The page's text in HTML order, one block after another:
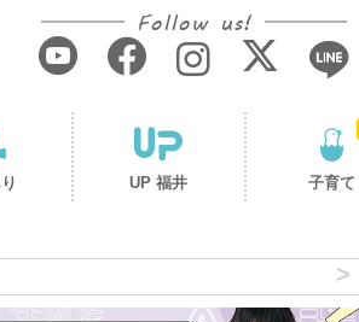
Follow us!
UP 福井 子育て